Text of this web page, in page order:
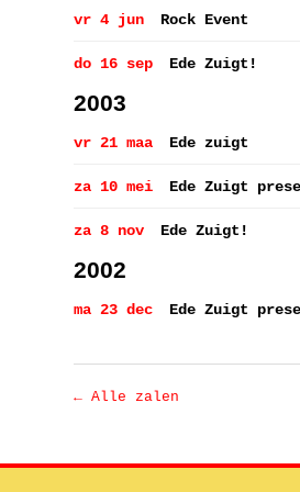
vr 4 jun Rock Event
do 16 sep Ede Zuigt!
2003
vr 21 maa Ede zuigt
za 10 mei Ede Zuigt
za 8 nov Ede Zuigt!
2002
ma 23 dec Ede Zuigt
← Alle zalen